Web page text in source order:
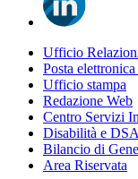
Ufficio
Posta
Ufficio stampa
Redazione Web
Centro Servizi
Disabilità e DSA
Bilancio di
Area Riservata